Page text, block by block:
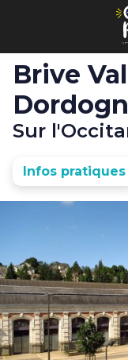
Panneau de
Brive
Sur
Infos pratiques